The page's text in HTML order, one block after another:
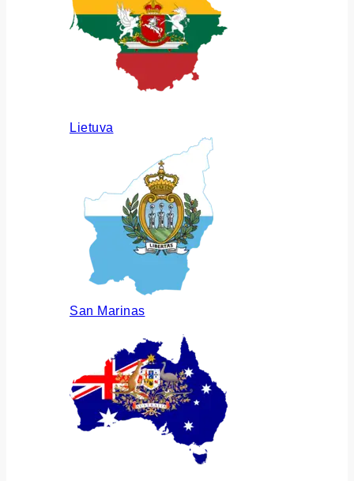
Lietuva
San Marinas